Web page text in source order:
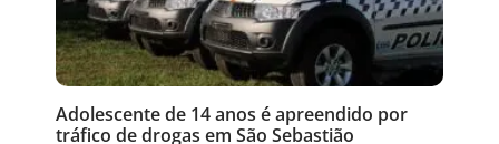
Adolescente de 14 anos é apreendido por
tráfico de drogas em São Sebastião